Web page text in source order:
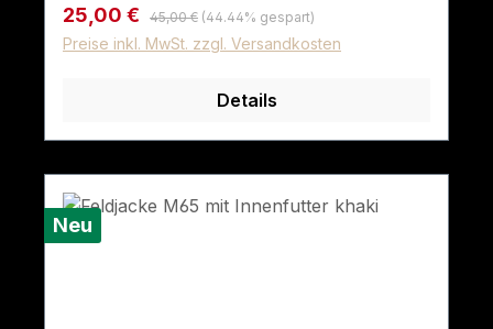
Verkaufspreis:
25,00 € Regulärer Preis:
45,00 € (44.44% gespart)
Preise inkl. MwSt. zzgl. Versandkosten
Details
Neu